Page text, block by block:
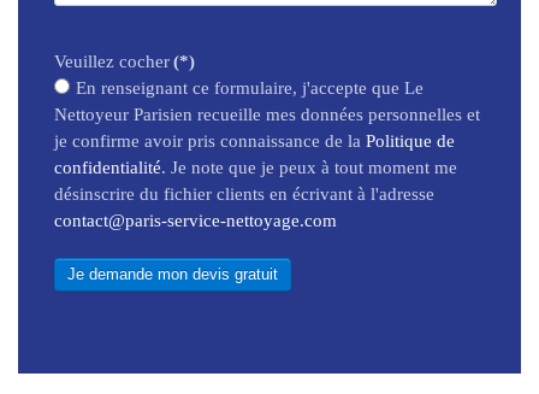
Veuillez cocher(*)
En renseignant ce formulaire, j'accepte que Le
Nettoyeur Parisien recueille mes données personnelles et
je confirme avoir pris connaissance de la Politique de
confidentialité. Je note que je peux à tout moment me
désinscrire du fichier clients en écrivant à l'adresse
contact@paris-service-nettoyage.com
Je demande mon devis gratuit